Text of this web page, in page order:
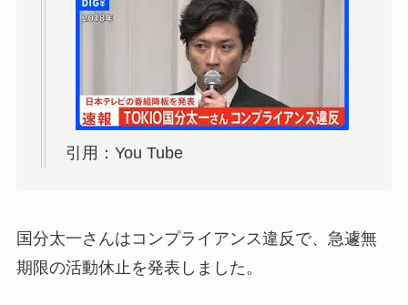
引用：You Tube
国分太一さんはコンプライアンス違反で、急遽無
期限の活動休止を発表しました。